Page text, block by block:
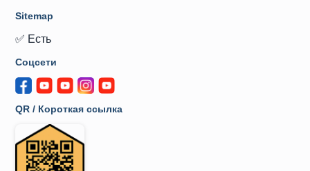
Sitemap
✅ Есть
Соцсети
QR / Короткая ссылка